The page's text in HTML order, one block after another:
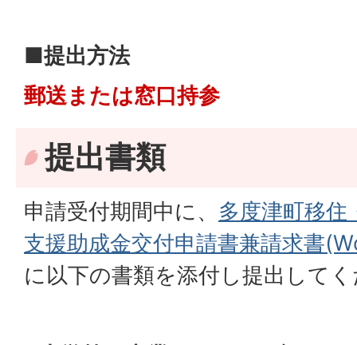
■提出方法
郵送または窓口持参
提出書類
申請受付期間中に、 多度津町移住
支援助成金交付申請書兼請求書
に以下の書類を添付し提出して